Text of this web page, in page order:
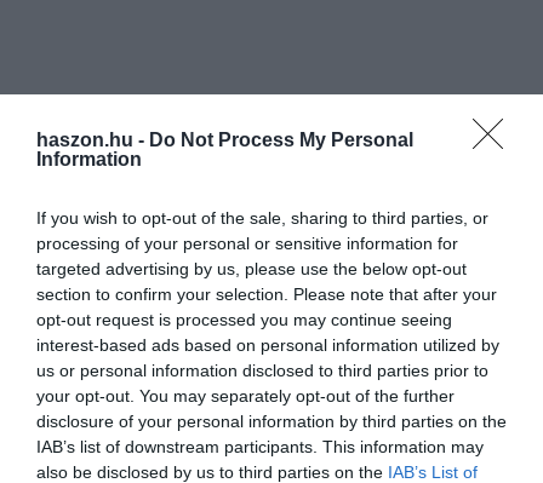
haszon.hu - Do Not Process My Personal
Information
If you wish to opt-out of the sale, sharing to third parties, or
processing of your personal or sensitive information for
targeted advertising by us, please use the below opt-out
section to confirm your selection. Please note that after your
opt-out request is processed you may continue seeing
interest-based ads based on personal information utilized by
us or personal information disclosed to third parties prior to
your opt-out. You may separately opt-out of the further
disclosure of your personal information by third parties on the
IAB’s list of downstream participants. This information may
also be disclosed by us to third parties on the IAB’s List of